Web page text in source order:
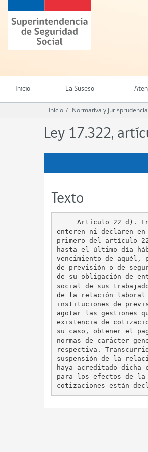
contenido
principal
Superintendencia
de
Seguridad
(SUSESO)
Chile
Inicio La Suseso
Inicio Normativa y Jurisprudencia
Ley 17.322,
Texto
Artículo 22 d).
enteren ni declaren
primero del artículo
hasta el último día
vencimiento de
de previsión o de
de su obligación de
social de sus
de la relación laboral
instituciones de
agotar las gestiones
existencia de
su caso, obtener el
normas de carácter
respectiva.
suspensión de la
haya acreditado dicha
para los efectos de